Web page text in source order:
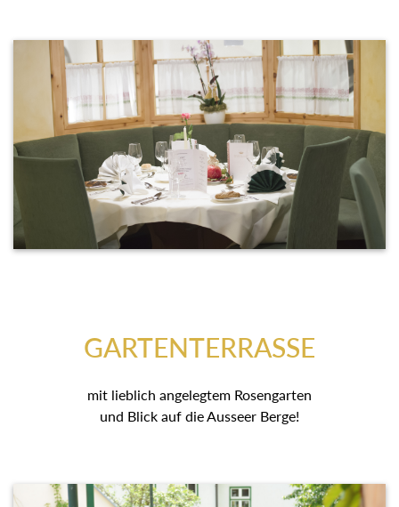
GARTENTERRASSE
mit lieblich angelegtem Rosengarten
und Blick auf die Ausseer Berge!